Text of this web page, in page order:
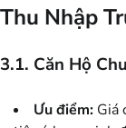
Thu Nhập
3.1. Căn Hộ
Ưu điểm: Giá